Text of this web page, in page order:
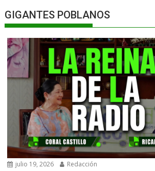
GIGANTES POBLANOS
julio 19, 2026 Redacción